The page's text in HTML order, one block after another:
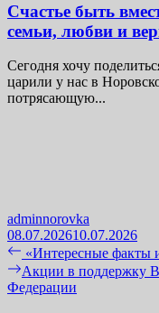
Счастье быть
семьи, любви и
Сегодня хочу
царили у нас в
потрясающую...
adminnorovka
08.07.202610.07.2026
Навигация
по
Previous
post:
«Интересные факты
Next
post:
Акции в поддержку
Федерации